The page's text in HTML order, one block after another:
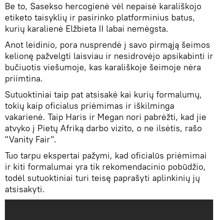
Be to, Sasekso hercogienė vėl nepaisė karališkojo
etiketo taisyklių ir pasirinko platforminius batus,
kurių karalienė Elžbieta II labai nemėgsta.
Anot leidinio, pora nusprendė į savo pirmąją šeimos
kelionę pažvelgti laisviau ir nesidrovėjo apsikabinti ir
bučiuotis viešumoje, kas karališkoje šeimoje nėra
priimtina.
Sutuoktiniai taip pat atsisakė kai kurių formalumų,
tokių kaip oficialus priėmimas ir iškilminga
vakarienė. Taip Haris ir Megan nori pabrėžti, kad jie
atvyko į Pietų Afriką darbo vizito, o ne ilsėtis, rašo
"Vanity Fair".
Tuo tarpu ekspertai pažymi, kad oficialūs priėmimai
ir kiti formalumai yra tik rekomendacinio pobūdžio,
todėl sutuoktiniai turi teisę paprašyti aplinkinių jų
atsisakyti.